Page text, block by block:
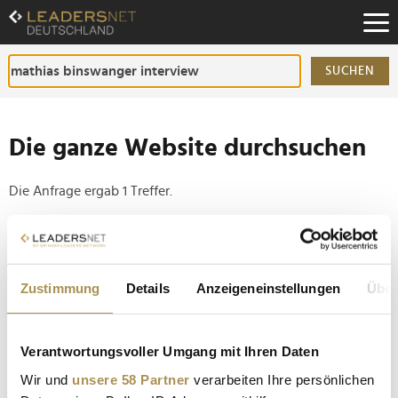
Zustimmung Details Anzeigeneinstellungen
Verantwortungsvoller Umgang mit Ihren Daten
Wir und unsere 58 Partner verarbeiten Ihre persönlichen
Zum
Inhalt
Zur
Fußzeilen-
Navigation
SUCHEN
Die ganze Website durchsuchen
Die Anfrage ergab 1 Treffer.
Tipp
Setzen Sie die gesuchten Wörter zwischen
Anführungszeichen: zb "Vorname Nachname".
Professor Mathias Binswanger: "Die Messung von
Arbeit anhand von Zeit verliert an Sinn"